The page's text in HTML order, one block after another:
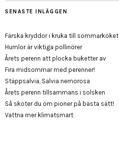
SENASTE INLÄGGEN
Färska kryddor i kruka till sommarköket
Humlor är viktiga pollinörer
Årets perenn att plocka buketter av
Fira midsommar med perenner!
Stäppsalvia, Salvia nemorosa
Årets perenn tillsammans i solsken
Så sköter du om pioner på bästa sätt!
Vattna mer klimatsmart